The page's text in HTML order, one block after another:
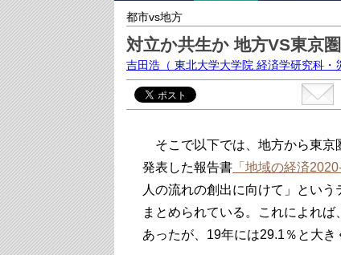
都市vs地方
対立か共生か 地方VS東京圏
吉田浩 （ 東北大学大学院 経済学研究科・
そこで以下では、地方から東京
発表した報告書 「地域の経済
人の流れの創出に向けて」とい
まとめられている。これによれ
あったが、19年には29.1％と大き